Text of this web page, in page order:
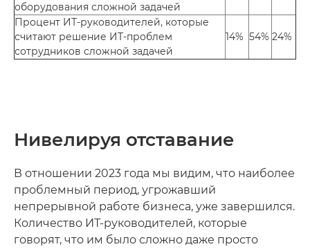
оборудования сложной задачей
Процент ИТ-руководителей, которые
считают решение ИТ-проблем
сотрудников сложной задачей
14% 54% 24%
Нивелируя отставание
В отношении 2023 года мы видим, что наиболее
проблемный период, угрожавший
непрерывной работе бизнеса, уже завершился.
Количество ИТ-руководителей, которые
говорят, что им было сложно даже просто